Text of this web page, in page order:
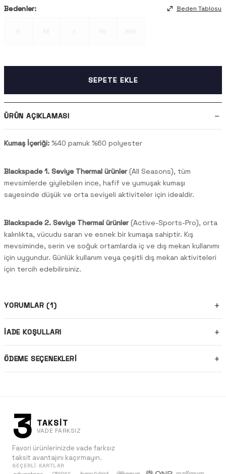
Bedenler: Beden Tablosu
SEPETE EKLE
ÜRÜN AÇIKLAMASI
Kumaş İçeriği: %40 pamuk %60 polyester
Blackspade 1. Seviye Thermal ürünler(All Seasons), tüm
mevsimlerde giyilebilen ince, hafif ve yumuşak kumaşı
sayesinde düşük ve orta seviyeli aktiviteler için idealdir.
Blackspade 2. Seviye Thermal ürünler(Active-Sports-Pro), orta
kalınlıkta, vücudu saran ve esnek bir kumaşa sahiptir. Kış
mevsiminde, serin ve soğuk ortamlarda iç ve dış mekan kullanımı
için uygundur. Günlük kullanım veya çeşitli dış mekan aktiviteleri
için tercih edebilirsiniz.
YORUMLAR (1)
İADE KOŞULLARI
ÖDEME SEÇENEKLERI
3 TAKSİT
VADE FARKSIZ
Favori ürünlerinizde vade farksız
taksit avantajını kaçırmayın.
GEÇERLI KARTLAR